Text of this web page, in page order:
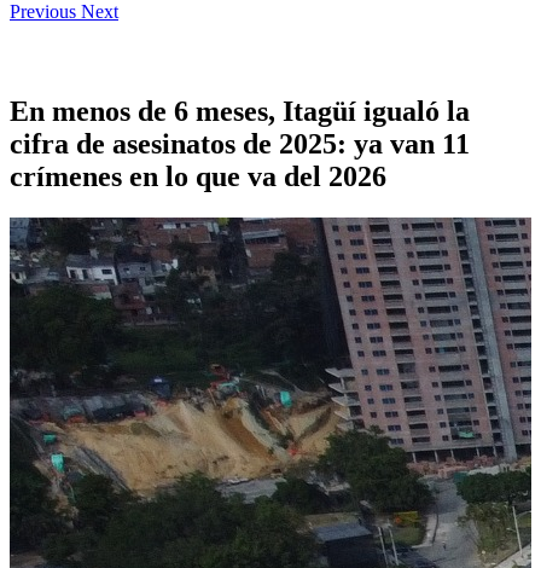
Previous Next
En menos de 6 meses, Itagüí igualó la
cifra de asesinatos de 2025: ya van 11
crímenes en lo que va del 2026